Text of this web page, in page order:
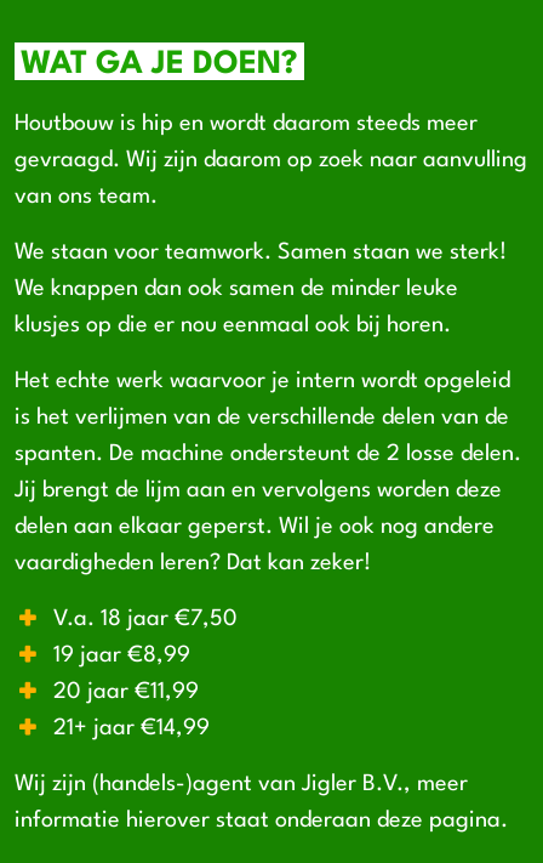
WAT GA JE DOEN?
Houtbouw is hip en wordt daarom steeds meer
gevraagd. Wij zijn daarom op zoek naar aanvulling
van ons team.
We staan voor teamwork. Samen staan we sterk!
We knappen dan ook samen de minder leuke
klusjes op die er nou eenmaal ook bij horen.
Het echte werk waarvoor je intern wordt opgeleid
is het verlijmen van de verschillende delen van de
spanten. De machine ondersteunt de 2 losse delen.
Jij brengt de lijm aan en vervolgens worden deze
delen aan elkaar geperst. Wil je ook nog andere
vaardigheden leren? Dat kan zeker!
V.a. 18 jaar €7,50
19 jaar €8,99
20 jaar €11,99
21+ jaar €14,99
Wij zijn (handels-)agent van Jigler B.V., meer
informatie hierover staat onderaan deze pagina.